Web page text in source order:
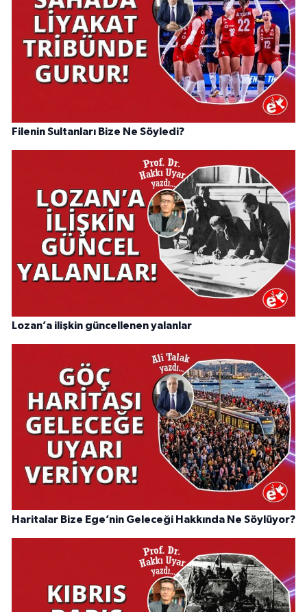
Filenin Sultanları Bize Ne Söyledi?
Lozan’a ilişkin güncellenen yalanlar
Haritalar Bize Ege’nin Geleceği Hakkında Ne Söylüyor?